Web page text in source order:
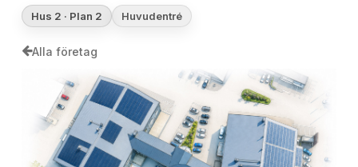
Hus 2 · Plan 2 Huvudentré
Alla företag